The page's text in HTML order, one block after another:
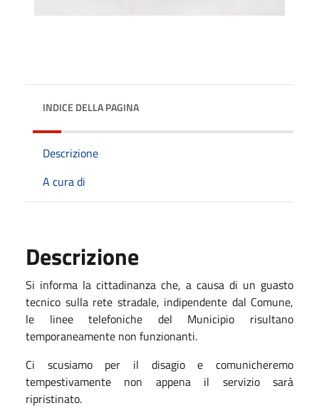
INDICE DELLA PAGINA
Descrizione
A cura di
Descrizione
Si informa la cittadinanza che, a causa di un guasto
tecnico sulla rete stradale, indipendente dal Comune,
le linee telefoniche del Municipio risultano
temporaneamente non funzionanti.
Ci scusiamo per il disagio e comunicheremo
tempestivamente non appena il servizio sarà
ripristinato.